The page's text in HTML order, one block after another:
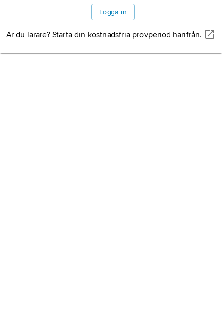
Logga in
Är du lärare? Starta din kostnadsfria provperiod härifrån.